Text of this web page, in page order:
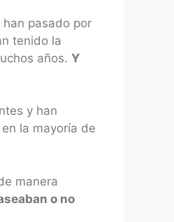
pasado por
tenido la
años. Y
y han
la mayoría de
manera
o no